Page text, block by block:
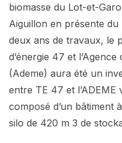
biomasse du Lot-et-
Aiguillon en présente
deux ans de travaux, le
d’énergie 47 et
(Ademe) aura été un
entre TE 47 et
composé d’un bâtiment
silo de 420 m 3 de